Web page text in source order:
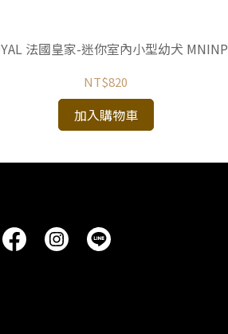
法國皇家-迷你室內小型幼犬 MNINP
NT$820
加入購物車